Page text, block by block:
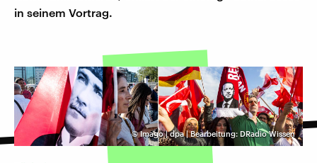
in seinem Vortrag.
©Imago | dpa | Bearbeitung: DRadio Wissen